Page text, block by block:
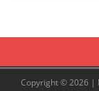
Copyright © 2026 |